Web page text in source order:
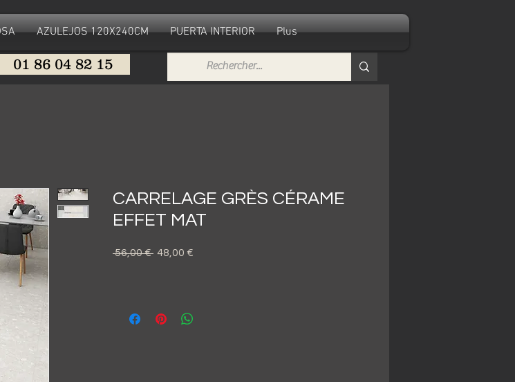
AZULEJOS 120X240CM PUERTA INTERIOR Plus
01 86 04 82 15
CARRELAGE GRÈS CÉRAME
EFFET MAT
56,00 € Precio
48,00 €